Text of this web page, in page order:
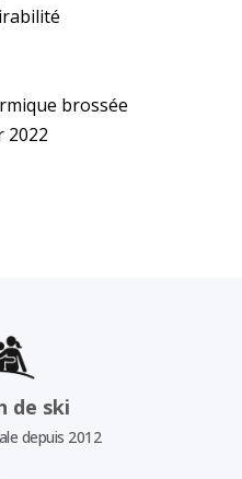
brossée
2022
de ski
depuis 2012